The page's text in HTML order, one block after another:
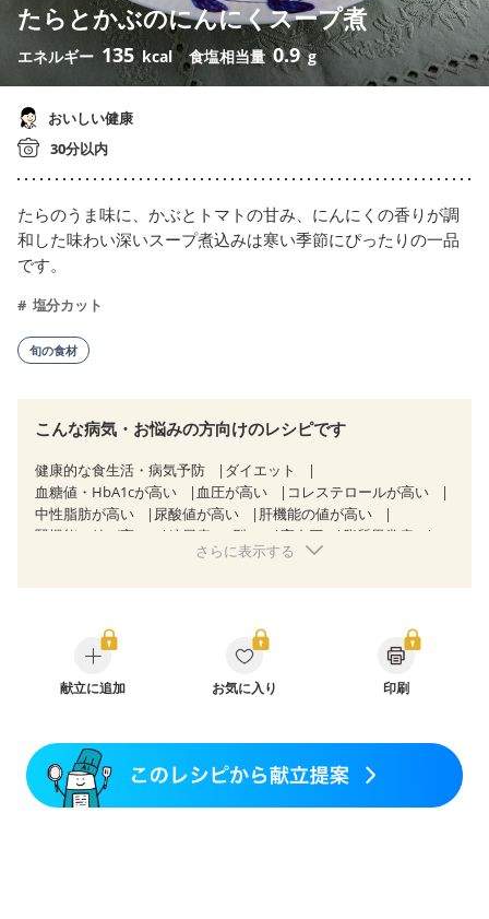
たらとかぶのにんにくスープ煮
エネルギー 135 kcal 食塩相当量0.9 g
おいしい健康
30分以内
たらのうま味に、かぶとトマトの甘み、にんにくの香りが調
和した味わい深いスープ煮込みは寒い季節にぴったりの一品
です。
塩分カット
旬の食材
こんな病気・お悩みの方向けのレシピです
健康的な食生活・病気予防
ダイエット
血糖値・HbA1cが高い
血圧が高い
コレステロールが高い
中性脂肪が高い
尿酸値が高い
肝機能の値が高い
腎機能の値が高い
糖尿病（2型） 高血圧
脂質異常症
狭心症 心筋梗塞
糖尿病性腎症（第１期）
糖尿病性腎症（第２期）
糖尿病性腎症（第３期）
CKD（ステージ１）
CKD（ステージ２）
CKD（ステージ３a）
乳がん治療を終えた方・経過観察中の方など
胃がん（抗がん剤治療中）
胃がん治療を終えた方・経過観察中の方
さらに表示する
献立に追加 お気に入り 印刷